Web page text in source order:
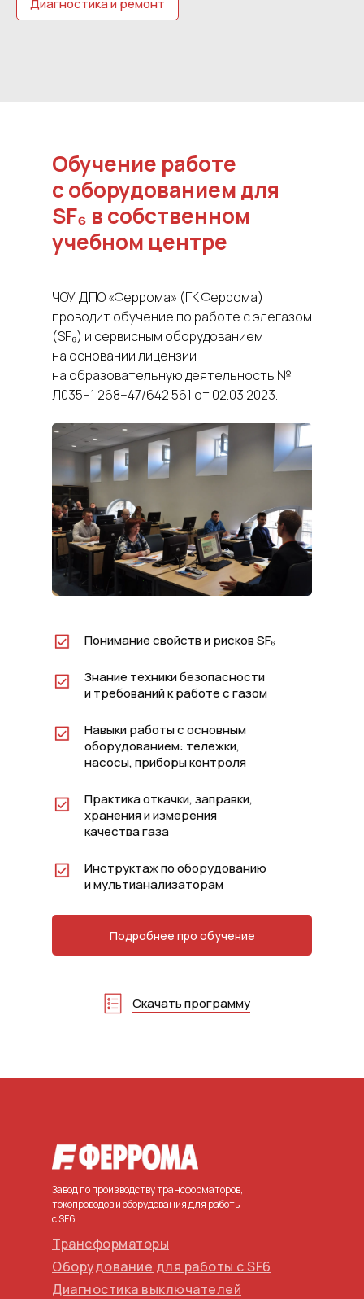
Диагностика и ремонт
Обучение работе
с оборудованием для
SF₆ в собственном
учебном центре
ЧОУ ДПО «Феррома» (ГК Феррома)
проводит обучение по работе с элегазом
(SF₆) и сервисным оборудованием
на основании лицензии
на образовательную деятельность №
Л035−1 268−47/642 561 от 02.03.2023.
Понимание свойств и рисков SF₆
Знание техники безопасности
и требований к работе с газом
Практика откачки, заправки,
хранения и измерения
качества газа
Инструктаж по оборудованию
и мультианализаторам
Навыки работы с основным
оборудованием: тележки,
насосы, приборы контроля
Подробнее про обучение
Скачать программу
Завод по производству трансформаторов,
токопроводов и оборудования для работы
с SF6
Трансформаторы
Оборудование для работы с SF6
Диагностика выключателей